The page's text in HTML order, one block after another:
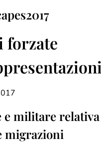
forzate
e militare
migrazioni